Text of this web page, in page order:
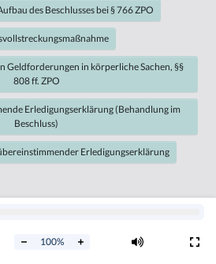
100%
des Beschlusses bei § 766 ZPO
Geldforderungen in körperliche Sachen, §§
808 ff. ZPO
Erledigungserklärung (Behandlung im
Beschluss)
Erledigungserklärung